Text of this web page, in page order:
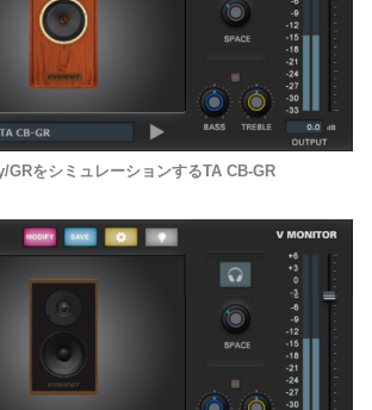
GRをシミュレーションするTA CB-GR